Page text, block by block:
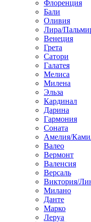
Флоренция
Бали
Оливия
Лира/
Венеция
Грета
Сатори
Галатея
Мелиса
Милена
Эльза
Кардинал
Дарина
Гармония
Соната
Амелия/
Валео
Вермонт
Валенсия
Версаль
Виктория/
Милано
Данте
Марко
Леруа